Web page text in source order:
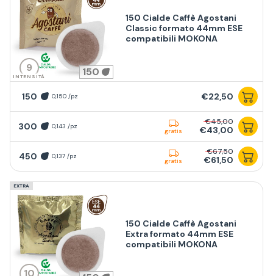
9
INTENSITÀ 150
150 Cialde Caffè Agostani
Classic formato 44mm ESE
compatibili MOKONA
150 0,150 /pz €22,50
300 0,143 /pz
gratis
€45,00
€43,00
450 0,137 /pz
gratis
€67,50
€61,50
EXTRA
10
150 Cialde Caffè Agostani
Extra formato 44mm ESE
compatibili MOKONA